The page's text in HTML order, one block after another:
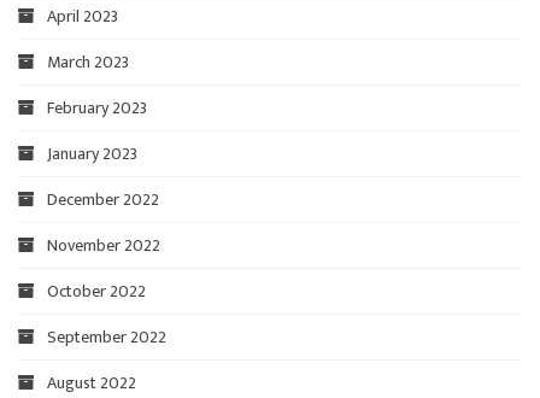
April 2023
March 2023
February 2023
January 2023
December 2022
November 2022
October 2022
September 2022
August 2022